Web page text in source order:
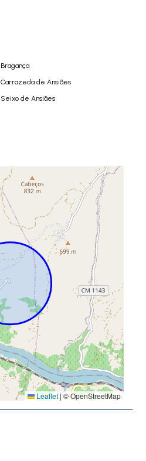
Bragança
Carrazeda de Ansiães
Seixo de Ansiães
Leaflet | © OpenStreetMap